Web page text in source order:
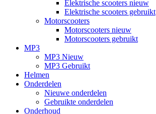
Elektrische scooters nieuw
Elektrische scooters gebruikt
Motorscooters
Motorscooters nieuw
Motorscooters gebruikt
MP3
MP3 Nieuw
MP3 Gebruikt
Helmen
Onderdelen
Nieuwe onderdelen
Gebruikte onderdelen
Onderhoud